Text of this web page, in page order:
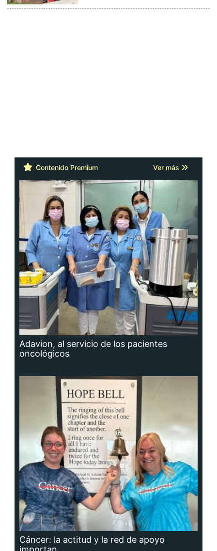
Contenido Premium Ver más
Adavion, al servicio de los pacientes
oncológicos
Cáncer: la actitud y la red de apoyo